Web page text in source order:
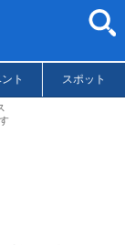
ト スポット